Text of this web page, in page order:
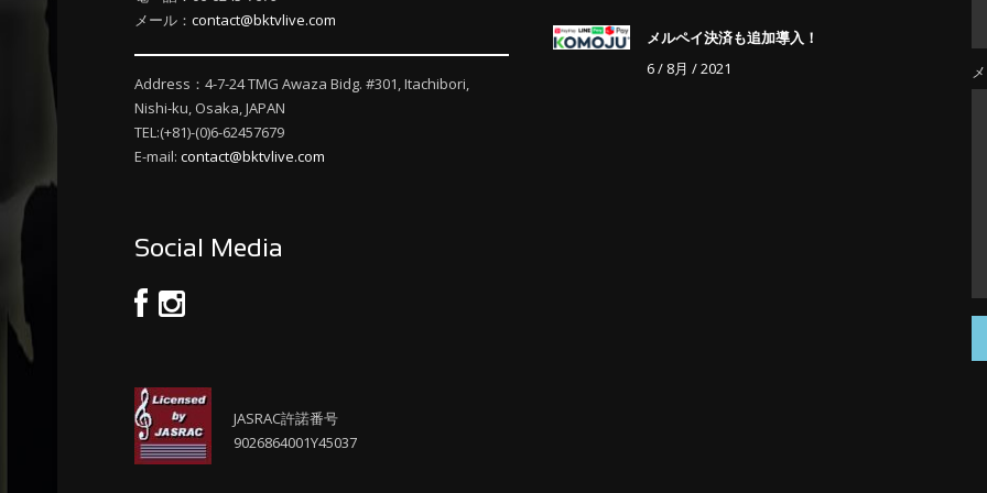
メール： contact@bktvlive.com
Address：4-7-24 TMG Awaza Bidg. #301, Itachibori,
Nishi-ku, Osaka, JAPAN
TEL:(+81)-(0)6-62457679
E-mail: contact@bktvlive.com
Social Media
JASRAC許諾番号
9026864001Y45037
メルペイ決済も追加導入！
6 / 8月 / 2021